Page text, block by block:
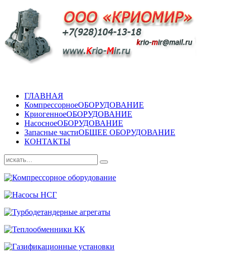
ГЛАВНАЯ
КомпрессорноеОБОРУДОВАНИЕ
КриогенноеОБОРУДОВАНИЕ
НасосноеОБОРУДОВАНИЕ
Запасные частиОБЩЕЕ ОБОРУДОВАНИЕ
КОНТАКТЫ